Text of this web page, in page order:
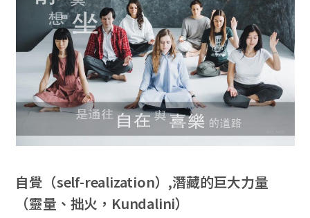
自覺（self-realization）,潛藏的巨大力量
（靈量、拙火，Kundalini）